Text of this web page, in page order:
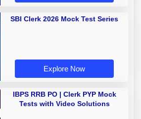
SBI Clerk 2026 Mock Test Series
Explore Now
IBPS RRB PO | Clerk PYP Mock
Tests with Video Solutions